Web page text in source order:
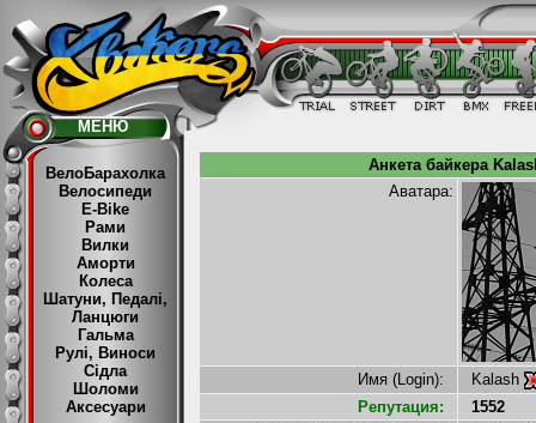
ВелоБарахолка
Велосипеди
E-Bike
Рами
Вилки
Аморти
Колеса
Шатуни, Педалі,
Ланцюги
Гальма
Рулі, Виноси
Сідла
Шоломи
Аксесуари
МЕНЮ
Анкета байкера
Аватара:
Имя (Login):
Kalash
Репутация:
1552